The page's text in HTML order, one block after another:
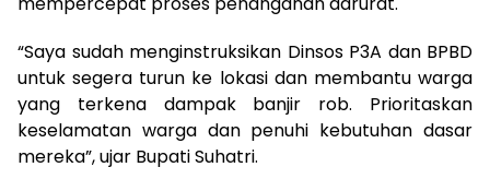
“Saya sudah menginstruksikan Dinsos P3A dan BPBD
untuk segera turun ke lokasi dan membantu warga
yang terkena dampak banjir rob. Prioritaskan
keselamatan warga dan penuhi kebutuhan dasar
mereka”, ujar Bupati Suhatri.